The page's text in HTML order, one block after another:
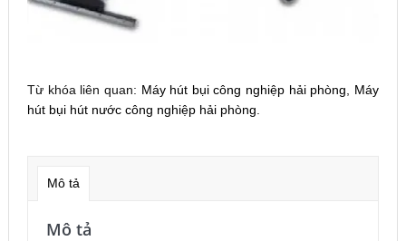
Từ khóa liên quan: Máy hút bụi công nghiệp hải phòng
Máy
hút bụi hút nước công nghiệp hải phòng
Mô tả
Mô tả